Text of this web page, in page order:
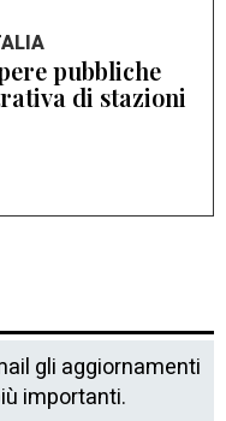
pubbliche
di stazioni
gli aggiornamenti
importanti.